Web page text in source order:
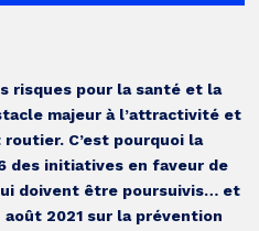
risques pour la santé et la
majeur à l’attractivité et
C’est pourquoi la
des initiatives en faveur de
doivent être poursuivis… et
2021 sur la prévention